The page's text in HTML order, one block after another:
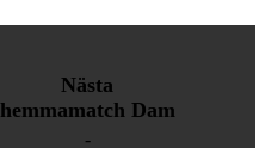
Nästa
hemmamatch Dam
-